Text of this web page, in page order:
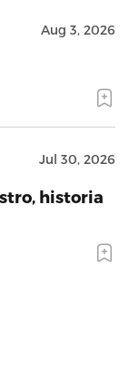
Aug 3, 2026
Jul 30, 2026
historia